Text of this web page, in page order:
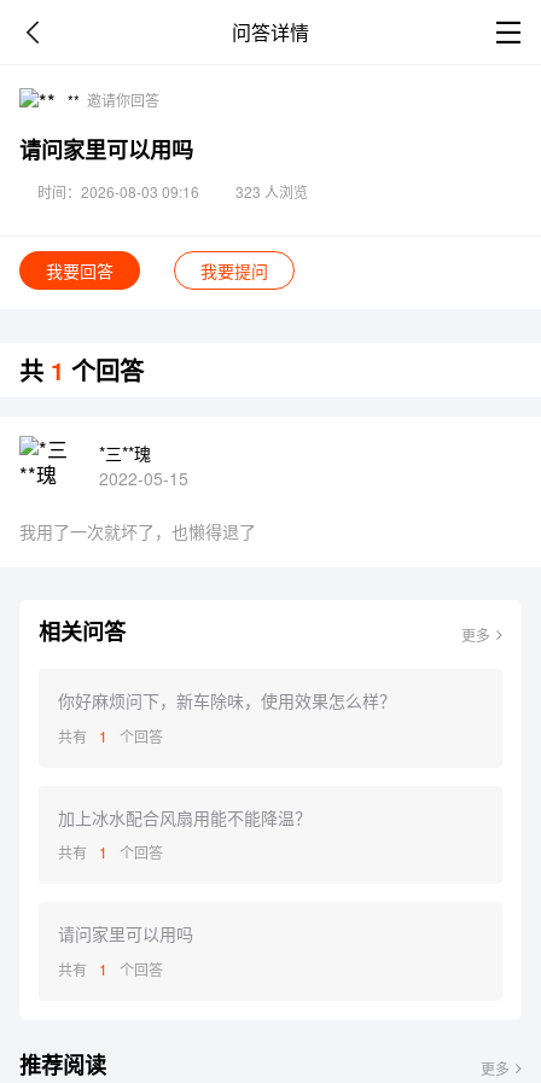
问答详情
** 邀请你回答
请问家里可以用吗
时间：2026-08-03 09:16 323 人浏览
我要回答 我要提问
共 1 个回答
*三**瑰
2022-05-15
我用了一次就坏了，也懒得退了
相关问答 更多
你好麻烦问下，新车除味，使用效果怎么样？
共有 1 个回答
加上冰水配合风扇用能不能降温？
共有 1 个回答
请问家里可以用吗
共有 1 个回答
推荐阅读 更多